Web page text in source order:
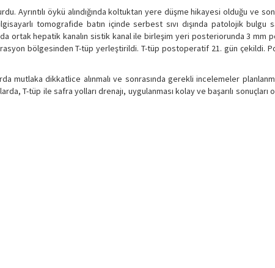
Ayrıntılı öykü alındığında koltuktan yere düşme hikayesi olduğu ve
tomografide batın içinde serbest sıvı dışında patolojik bulgu
ortak hepatik kanalın sistik kanal ile birleşim yeri posteriorunda 3 mm
bölgesinden T-tüp yerleştirildi. T-tüp postoperatif 21. gün çekildi.
mutlaka dikkatlice alınmalı ve sonrasında gerekli incelemeler
T-tüp ile safra yolları drenajı, uygulanması kolay ve başarılı sonuçları